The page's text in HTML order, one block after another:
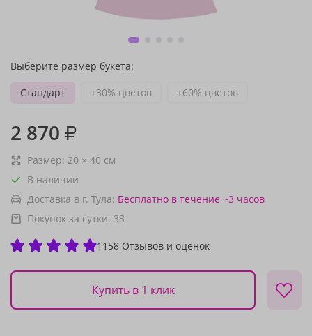
Выберите размер букета:
Стандарт
+30% цветов +60% цветов
2 870 ₽
Размер: 20 × 40 см
В наличии
Доставка в г. Тула: Бесплатно в течение ~3 часов
Покупок за сутки: 33
1158 Отзывов и оценок
Купить в 1 клик